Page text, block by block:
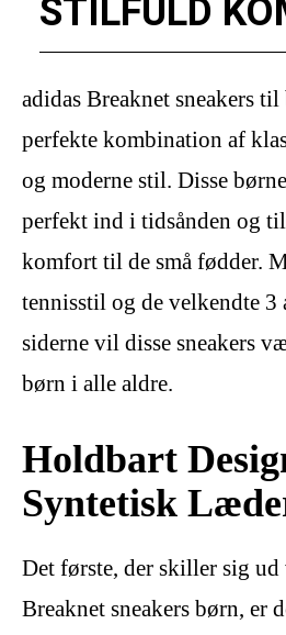
STILFULD
adidas Breaknet sneakers
perfekte kombination af
og moderne stil. Disse
perfekt ind i tidsånden og
komfort til de små fødder.
tennisstil og de velkendte 3
siderne vil disse sneakers
børn i alle aldre.
Holdbart
Syntetisk
Det første, der skiller sig ud
Breaknet sneakers børn, er